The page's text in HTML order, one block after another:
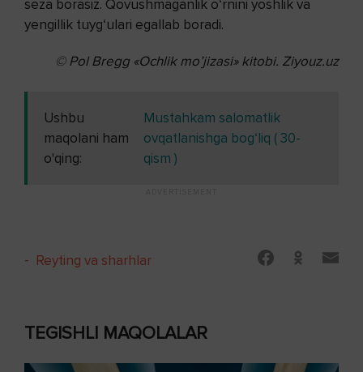
seza borasiz. Qovushmaganlik o‘rnini yoshlik va
yengillik tuyg‘ulari egallab boradi.
©Pol Bregg «Ochlik mo’jizasi» kitobi. Ziyouz.uz
Ushbu
maqolani ham
o'qing:
Mustahkam salomatlik
ovqatlanishga bog‘liq ( 30-
qism )
- Reyting va sharhlar
TEGISHLI MAQOLALAR